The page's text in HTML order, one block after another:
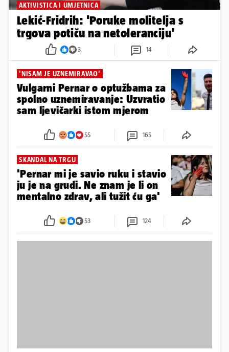
AKTIVISTICA I UMJETNICA
Lekić-Fridrih: 'Poruke molitelja s
trgova potiču na netoleranciju'
3 14
'NISAM JE UZNEMIRAVAO'
Vulgarni Pernar o optužbama za
spolno uznemiravanje: Uzvratio
sam ljevičarki istom mjerom
55 165
SKANDAL NA TRGU
'Pernar mi je savio ruku i stavio
ju je na grudi. Ne znam je li on
mentalno zdrav, ali tužit ću ga'
53 124